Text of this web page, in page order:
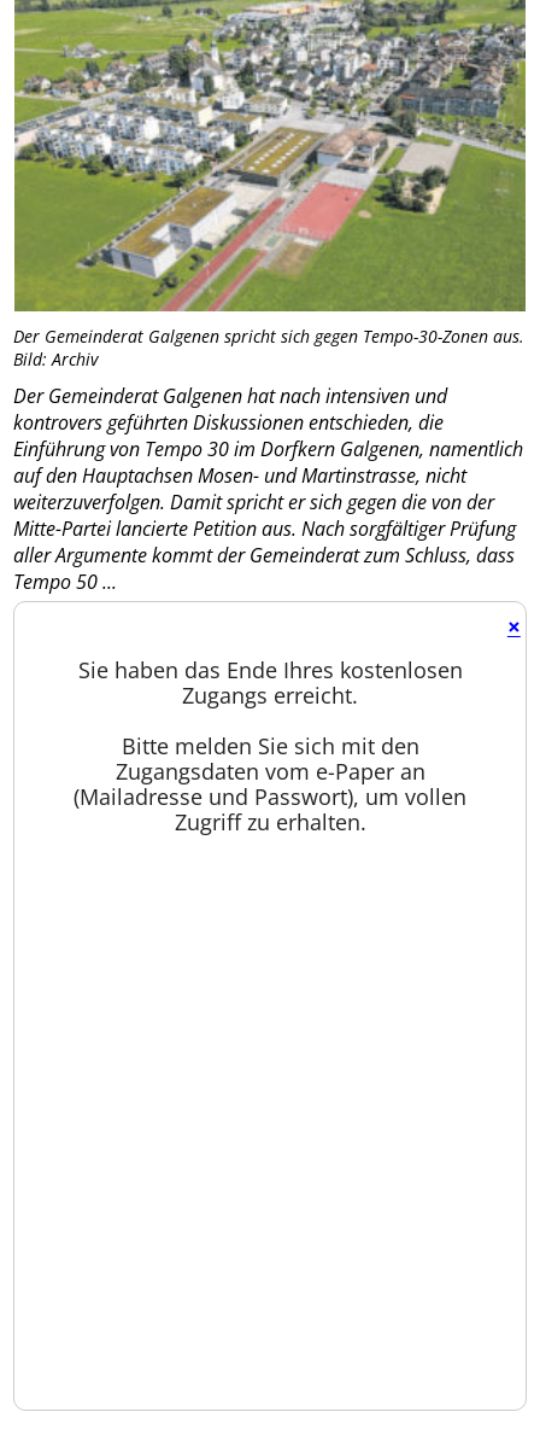
Der Gemeinderat Galgenen spricht sich gegen Tempo-30-Zonen aus.
Bild: Archiv
Der Gemeinderat Galgenen hat nach intensiven und
kontrovers geführten Diskussionen entschieden, die
Einführung von Tempo 30 im Dorfkern Galgenen, namentlich
auf den Hauptachsen Mosen- und Martinstrasse, nicht
weiterzuverfolgen. Damit spricht er sich gegen die von der
Mitte-Partei lancierte Petition aus. Nach sorgfältiger Prüfung
aller Argumente kommt der Gemeinderat zum Schluss, dass
Tempo 50 ...
×
Sie haben das Ende Ihres kostenlosen
Zugangs erreicht.
Bitte melden Sie sich mit den
Zugangsdaten vom e-Paper an
(Mailadresse und Passwort), um vollen
Zugriff zu erhalten.